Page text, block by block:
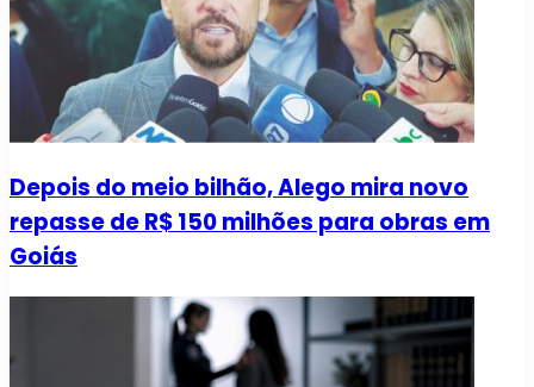
Depois do meio bilhão, Alego mira novo
repasse de R$ 150 milhões para obras em
Goiás